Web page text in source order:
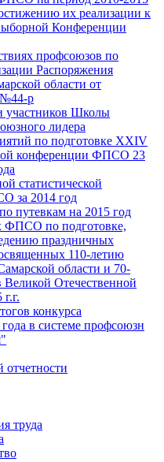
их реализации к
Конференции
профсоюзов по
Распоряжения
области от
№44-р
участников Школы
лидера
по подготовке XXIV
конференции ФПСО 23
статистической
за 2014 год
путевкам на 2015 год
ФПСО по подготовке,
праздничных
110-летию
области и 70-
Отечественной
конкурса
в системе профсоюзн
отчетности
труда